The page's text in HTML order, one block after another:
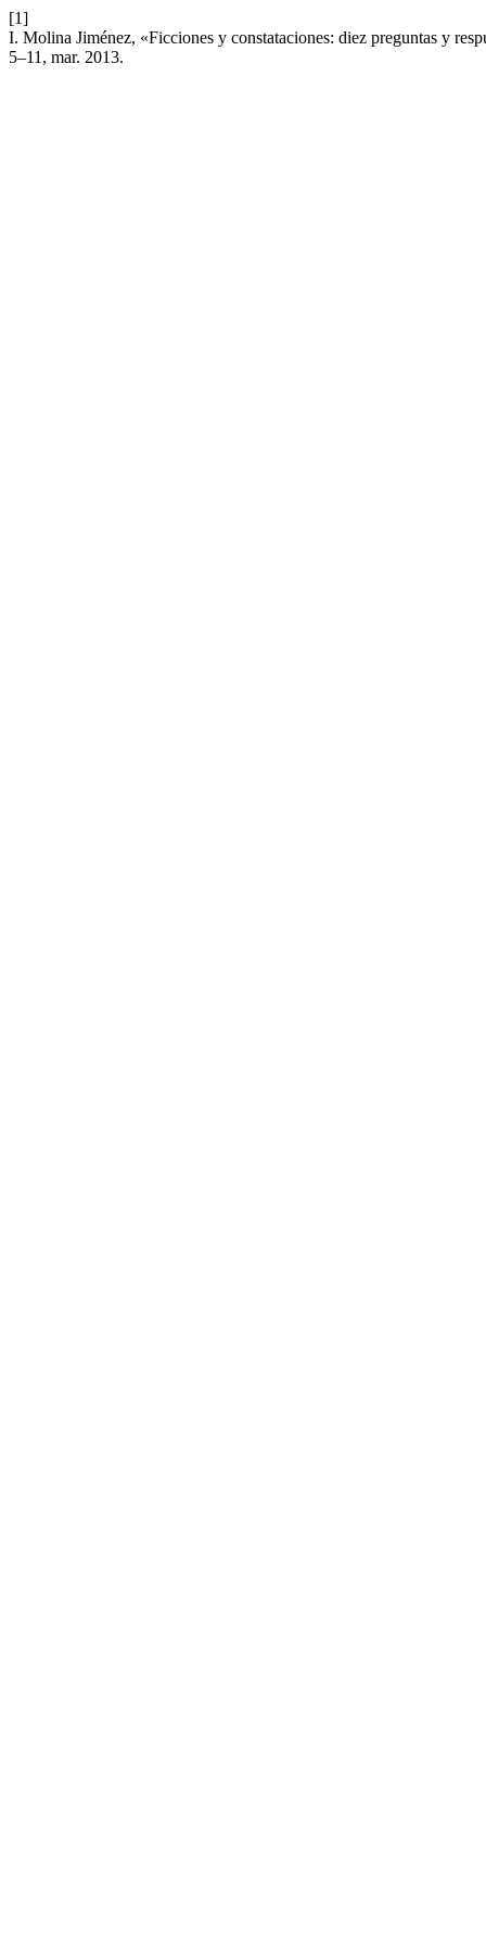
[1]
I. Molina Jiménez, «Ficciones y constataciones: diez preguntas y
5–11, mar. 2013.